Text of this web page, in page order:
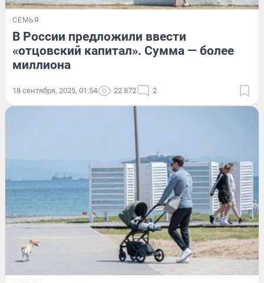
СЕМЬЯ
В России предложили ввести
«отцовский капитал». Сумма — более
миллиона
18 сентября, 2025, 01:54 22 872 2